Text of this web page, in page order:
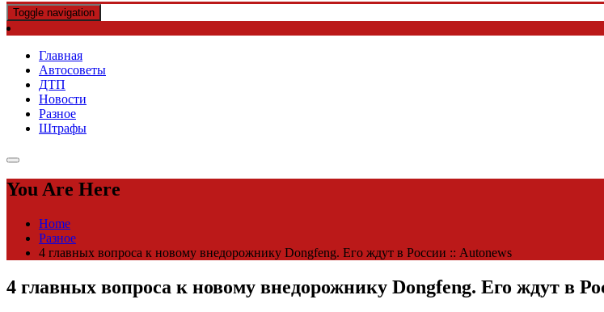
Toggle navigation
Главная
Автосоветы
ДТП
Новости
Разное
Штрафы
You Are Here
Home
Разное
4 главных вопроса к новому внедорожнику Dongfeng. Его ждут в России :: Autonews
4 главных вопроса к новому внедорожнику Dongfeng. Его ждут в